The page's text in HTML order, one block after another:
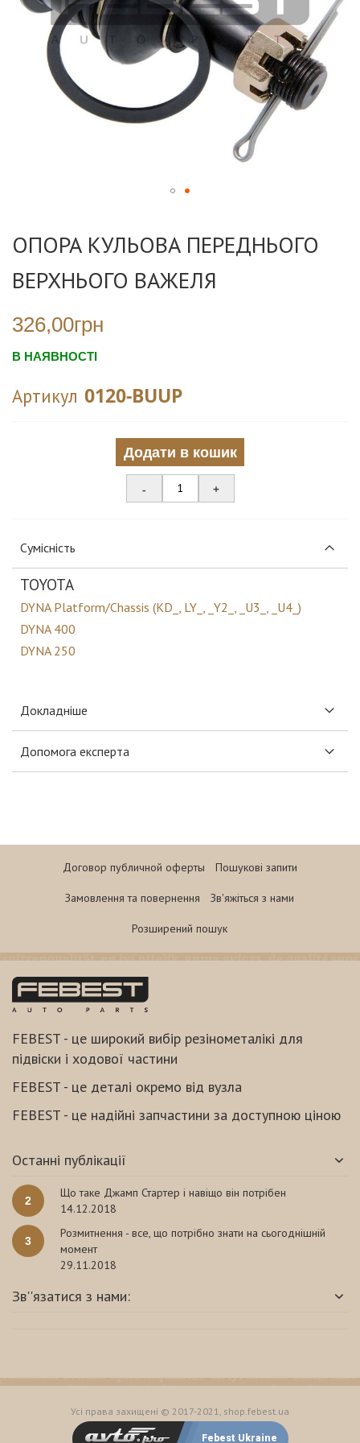
початку
зображень
ОПОРА КУЛЬОВА ПЕРЕДНЬОГО
ВЕРХНЬОГО ВАЖЕЛЯ
326,00грн
В НАЯВНОСТІ
Артикул 0120-BUUP
Додати в кошик
- +
Сумісність
TOYOTA
DYNA Platform/Chassis (KD_, LY_, _Y2_, _U3_, _U4_)
DYNA 400
DYNA 250
Докладніше
Допомога експерта
Договор публичной оферты Пошукові запити
Замовлення та повернення Зв'яжіться з нами
Розширений пошук
FEBEST - це широкий вибір резінометалікі для
підвіски і ходової частини
FEBEST - це деталі окремо від вузла
FEBEST - це надійні запчастини за доступною ціною
Останні публікації
2
Що таке Джамп Стартер і навіщо він потрібен
14.12.2018
3
Розмитнення - все, що потрібно знати на сьогоднішній
момент
29.11.2018
Зв''язатися з нами:
Усі права захищені © 2017-2021, shop.febest.ua
Febest Ukraine